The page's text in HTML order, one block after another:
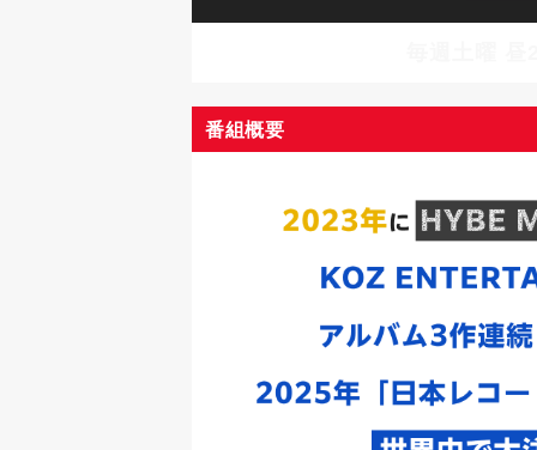
番組概要